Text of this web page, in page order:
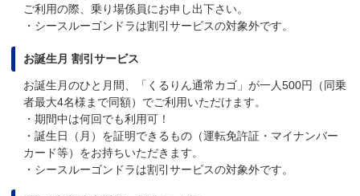
ご利用の際、乗り場係員にお申し出下さい。
・シースルーゴンドラは割引サービスの対象外です。
お誕生月 割引サービス
お誕生月のひと月間、「くるりん通常カゴ」が一人500円（同乗
者最大4名様まで同額）でご利用いただけます。
・期間中は何回でも利用可！
・誕生日（月）を証明できるもの（運転免許証・マイナンバー
カード等）をお持ちいただきます。
・シースルーゴンドラは割引サービスの対象外です。